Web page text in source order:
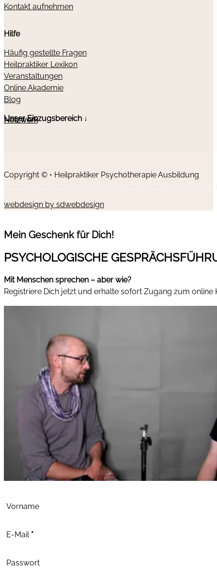
Kontakt aufnehmen
Hilfe
Häufig gestellte Fragen
Heilpraktiker Lexikon
Veranstaltungen
Online Akademie
Blog
Netzwerk
Unser Einzugsbereich ↓
Copyright © • Heilpraktiker Psychotherapie Ausbildung
webdesign by sdwebdesign
Mein Geschenk für Dich!
PSYCHOLOGISCHE
Mit Menschen sprechen – aber wie?
Registriere Dich jetzt und erhalte sofort Zugang zum online
Vorname
E-Mail *
Passwort